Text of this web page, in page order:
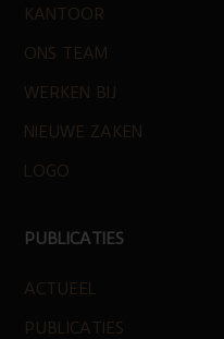
KANTOOR
ONS TEAM
WERKEN BIJ
NIEUWE ZAKEN
LOGO
PUBLICATIES
ACTUEEL
PUBLICATIES